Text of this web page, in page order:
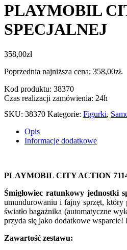
PLAYMOBIL
SPECJALNEJ
358,00zł
Poprzednia najniższa cena: 358,00zł.
Kod produktu: 38370
Czas realizacji zamówienia: 24h
SKU: 38370 Kategorie: Figurki,
Opis
Informacje dodatkowe
PLAYMOBIL CITY ACTION
Śmigłowiec ratunkowy jednostki
umundurowaniu i fajny sprzęt, który
światło bagażnika (automatyczne
przyda się jako dodatkowe wsparcie!
Zawartość zestawu: